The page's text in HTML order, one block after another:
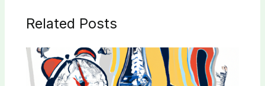
Related Posts